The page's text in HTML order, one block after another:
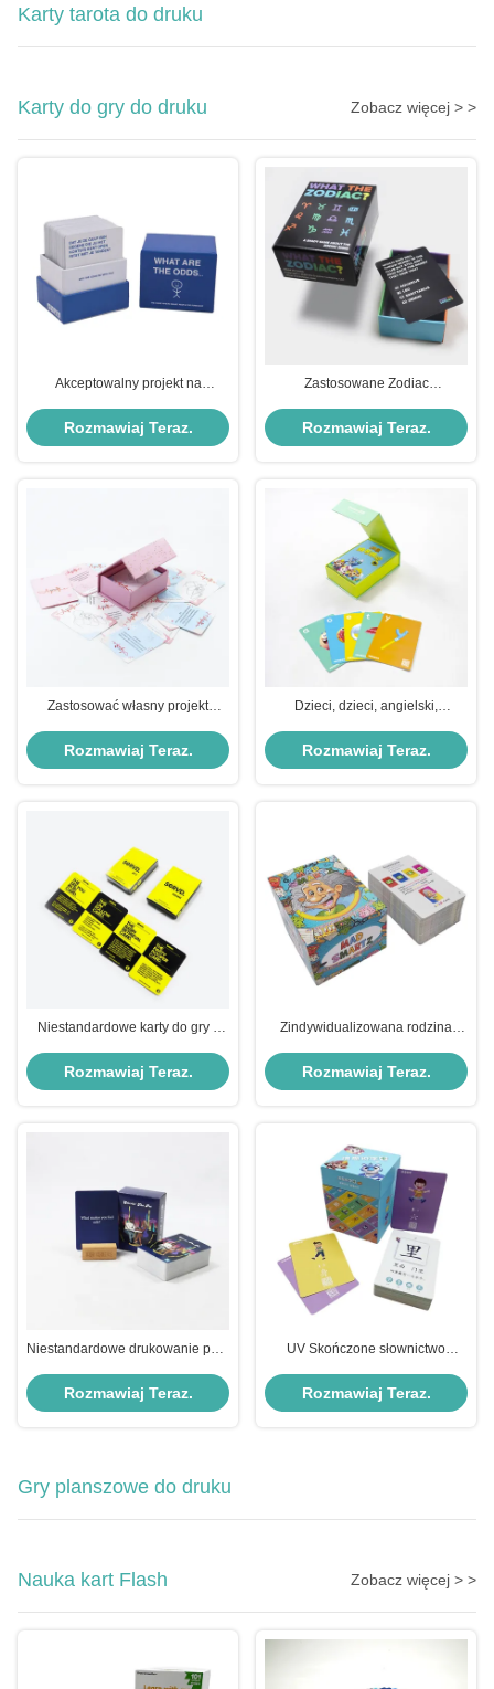
Karty tarota do druku
Karty do gry do druku Zobacz więcej > >
Akceptowalny projekt na
osób dorosłych z kolorami CMYK
/ Pantone
Rozmawiaj Teraz.
Zastosowane Zodiac
dla młodych ludzi Drukowane
imprezy gry picia
Rozmawiaj Teraz.
Zastosować własny projekt
Kobiety pozytywne potwierdzenie
Rozmawiaj Teraz.
Dzieci, dzieci, angielski,
CMYK / Pantone i ekologicznym
Rozmawiaj Teraz.
Niestandardowe karty do gry z
pary
Rozmawiaj Teraz.
Zindywidualizowana rodzina
Lamination powierzchnia
Rozmawiaj Teraz.
Niestandardowe drukowanie pary
wykończeniem powierzchni
laminacji
Rozmawiaj Teraz.
UV Skończone słownictwo
niestandardowe Akceptowane
edukacja interaktywna
Rozmawiaj Teraz.
Gry planszowe do druku
Nauka kart Flash Zobacz więcej > >